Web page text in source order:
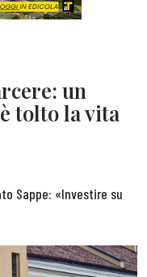
un
tolto la vita
Sappe: «Investire su